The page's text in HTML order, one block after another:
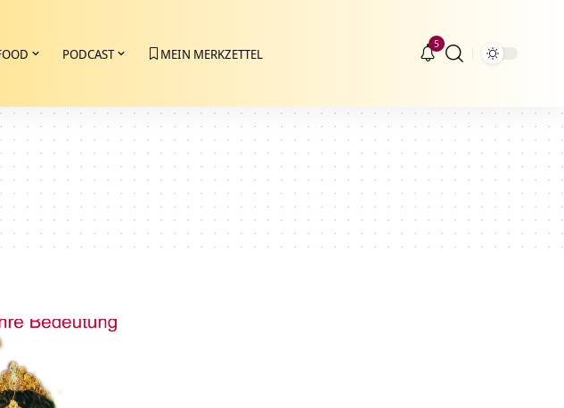
PODCAST MEIN MERKZETTEL
5